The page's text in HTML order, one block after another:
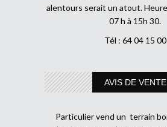
alentours serait un atout.
07 h à 15h 30.
Tél : 64 04 15 00
AVIS DE VENTE
Particulier vend un terrain